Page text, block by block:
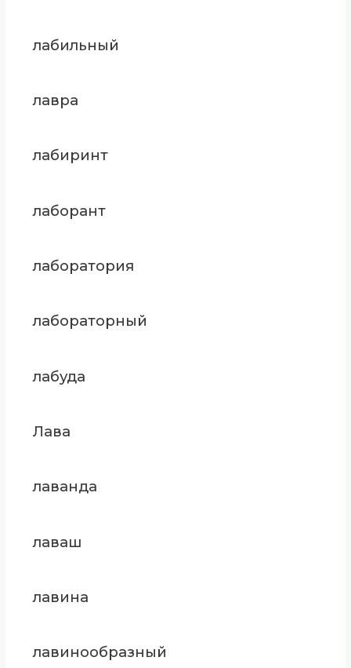
лабильный
лавра
лабиринт
лаборант
лаборатория
лабораторный
лабуда
Лава
лаванда
лаваш
лавина
лавинообразный